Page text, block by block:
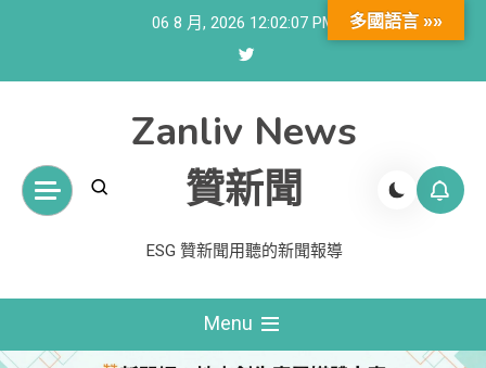
06 8 月, 2026 12:02:08 PM
Zanliv News
贊新聞
ESG 贊新聞用聽的新聞報導
Menu
多國語言 »»